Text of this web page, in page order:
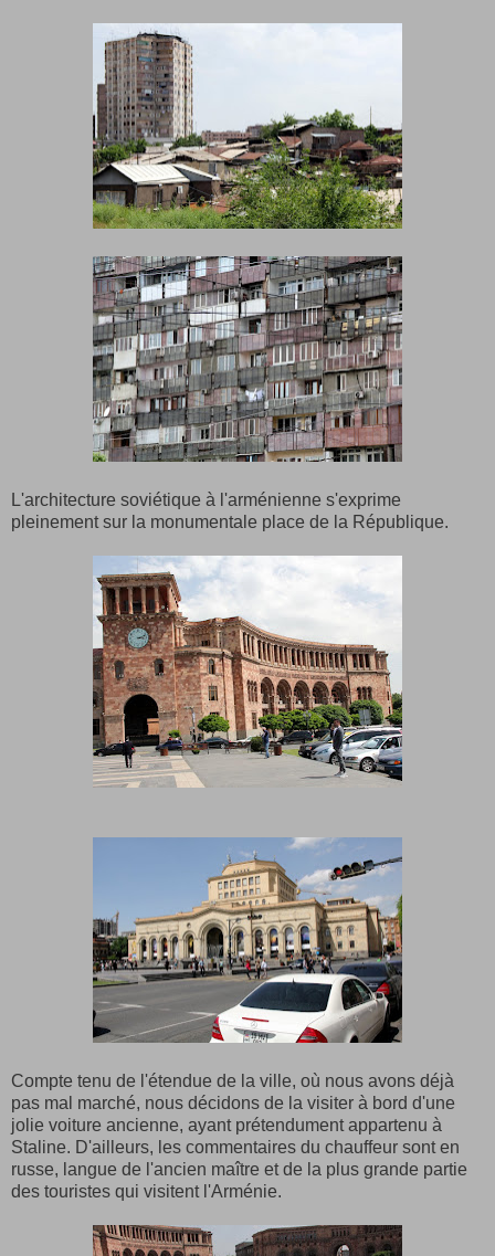
L'architecture soviétique à l'arménienne s'exprime
pleinement sur la monumentale place de la République.
Compte tenu de l'étendue de la ville, où nous avons déjà
pas mal marché, nous décidons de la visiter à bord d'une
jolie voiture ancienne, ayant prétendument appartenu à
Staline. D'ailleurs, les commentaires du chauffeur sont en
russe, langue de l'ancien maître et de la plus grande partie
des touristes qui visitent l'Arménie.